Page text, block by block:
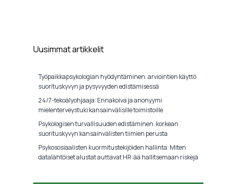
Uusimmat artikkelit
Työpaikkapsykologian hyödyntäminen: arviointien käyttö
suorituskyvyn ja pysyvyyden edistämisessä
24/7-tekoälyohjaaja: Ennakoiva ja anonyymi
mielenterveystuki kansainvälisille toimistoille
Psykologisen turvallisuuden edistäminen: korkean
suorituskyvyn kansainvälisten tiimien perusta
Psykososiaalisten kuormitustekijöiden hallinta: Miten
datalähtöiset alustat auttavat HR:ää hallitsemaan riskejä